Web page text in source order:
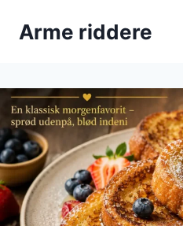
Arme riddere